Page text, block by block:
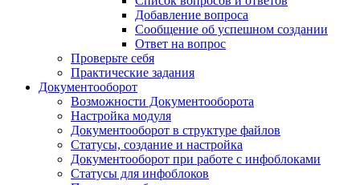
Добавление вопроса
Сообщение об успешном создании
Ответ на вопрос
Проверьте себя
Практические задания
Документооборот
Возможности Документооборота
Настройка модуля
Документооборот в структуре файлов
Статусы, создание и настройка
Документооборот при работе с инфоблоками
Статусы для инфоблоков